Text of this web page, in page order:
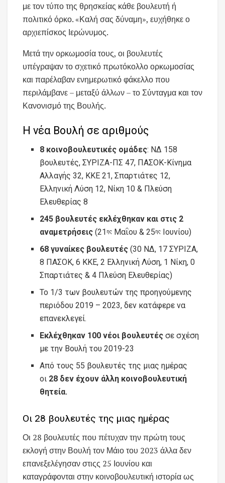
με τον τύπο της θρησκείας κάθε βουλευτή ή
πολιτικό όρκο. «Καλή σας δύναμη», ευχήθηκε ο
αρχιεπίσκος Ιερώνυμος.
Μετά την ορκωμοσία τους, οι βουλευτές
υπέγραψαν το σχετικό πρωτόκολλο ορκωμοσίας
και παρέλαβαν ενημερωτικό φάκελλο που
περιλάμβανε – μεταξύ άλλων – το Σύνταγμα και τον
Κανονισμό της Βουλής.
Η νέα Βουλή σε αριθμούς
8 κοινοβουλευτικές ομάδες: ΝΔ 158
βουλευτές, ΣΥΡΙΖΑ-ΠΣ 47, ΠΑΣΟΚ-Κίνημα
Αλλαγής 32, ΚΚΕ 21, Σπαρτιάτες 12,
Ελληνική Λύση 12, Νίκη 10 & Πλεύση
Ελευθερίας 8
245 βουλευτές εκλέχθηκαν και στις 2
αναμετρήσεις (21 ης Μαΐου & 25ης
Ιουνίου)
68 γυναίκες βουλευτές (30 ΝΔ, 17 ΣΥΡΙΖΑ,
8 ΠΑΣΟΚ, 6 ΚΚΕ, 2 Ελληνική Λύση, 1 Νίκη, 0
Σπαρτιάτες & 4 Πλεύση Ελευθερίας)
Το 1/3 των βουλευτών της προηγούμενης
περιόδου 2019 – 2023, δεν κατάφερε να
επανεκλεγεί.
Εκλέχθηκαν 100 νέοι βουλευτές σε σχέση
με την Βουλή του 2019-23
Από τους 55 βουλευτές της μιας ημέρας
οι 28 δεν έχουν άλλη κοινοβουλευτική
θητεία.
Οι 28 βουλευτές της μιας ημέρας
Οι 28 βουλευτές που πέτυχαν την πρώτη τους
εκλογή στην Βουλή τον Μάιο του 2023 άλλα δεν
επανεξελέγησαν στιςς 25 Ιουνίου και
καταγράφονται στην κοινοβουλευτική ιστορία ως